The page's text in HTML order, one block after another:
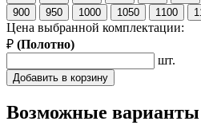
900
950 1000 1050 1100
Цена выбранной комплектации:
₽ (Полотно)
шт.
Добавить в корзину
Возможные